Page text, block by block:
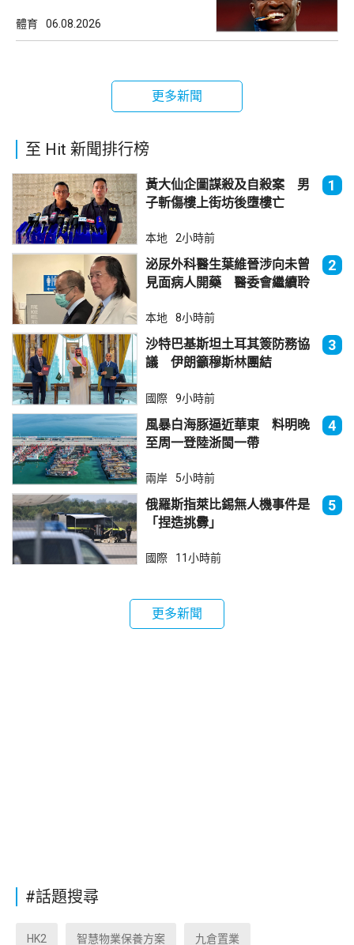
體育 06.08.2026
更多新聞
至 Hit 新聞排行榜
黃大仙企圖謀殺及自殺案 男
子斬傷樓上街坊後墮樓亡
1
本地 2小時前
泌尿外科醫生葉維晉涉向未曾
見面病人開藥 醫委會繼續聆
2
本地 8小時前
沙特巴基斯坦土耳其簽防務協
議 伊朗籲穆斯林團結
3
國際 9小時前
風暴白海豚逼近華東 料明晚
至周一登陸浙閩一帶
4
兩岸 5小時前
俄羅斯指萊比錫無人機事件是
「捏造挑釁」
5
國際 11小時前
更多新聞
#話題搜尋
HK2 智慧物業保養方案 九倉置業